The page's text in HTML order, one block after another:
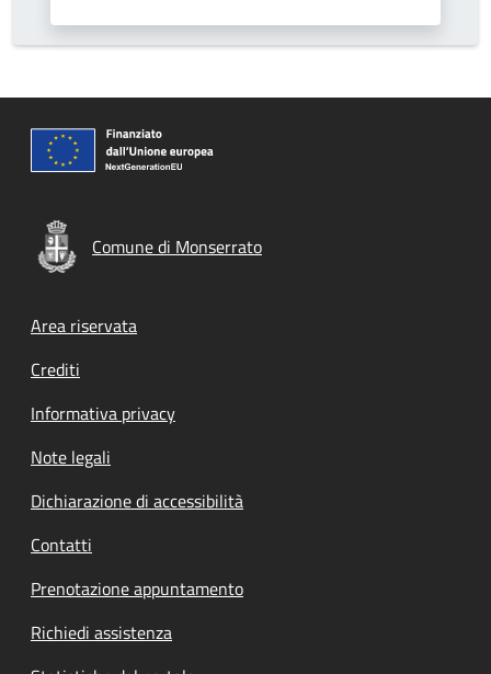
Comune di Monserrato
Footer menu
Area riservata
Crediti
Informativa privacy
Note legali
Dichiarazione di accessibilità
Contatti
Prenotazione appuntamento
Richiedi assistenza